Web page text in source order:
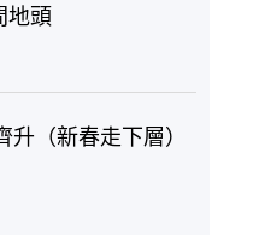
地頭
（新春走下層）